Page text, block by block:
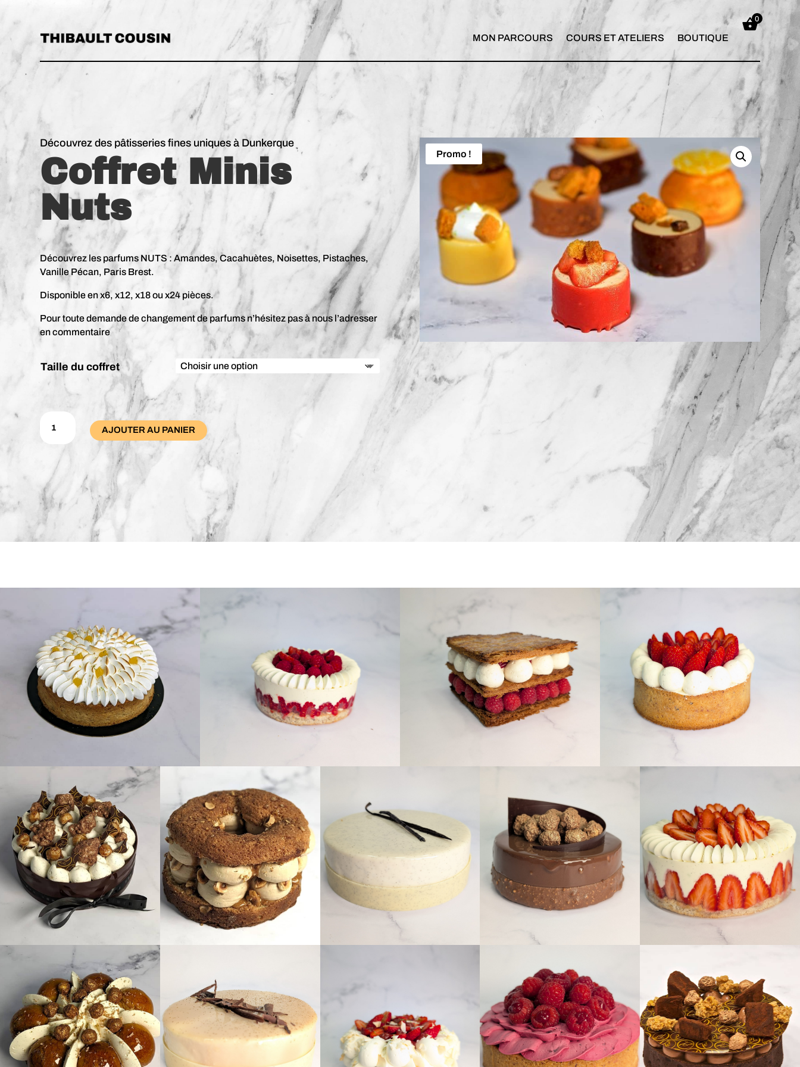
MON PARCOURS COURS ET ATELIERS BOUTIQUE
0
Découvrez des pâtisseries fines uniques à Dunkerque
Coffret Minis
Nuts
Découvrez les parfums NUTS : Amandes, Cacahuètes, Noisettes, Pistaches,
Vanille Pécan, Paris Brest.
Disponible en x6, x12, x18 ou x24 pièces.
Pour toute demande de changement de parfums n’hésitez pas à nous l’adresser
en commentaire
Taille du coffret
Coffret
Minis
Nuts
AJOUTER AU PANIER
Promo !